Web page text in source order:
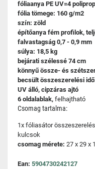
fóliaanya PE UV=4
fólia tömege: 160 g/m2
szín: zöld
építőanya fém profilok,
falvastagság 0,7 - 0,9 mm
súlya: 18,5 kg
bejárati szélessé 74 cm
könnyű össze- és
becsült összeszerelési
UV álló, cipzáras ajtó
6 oldalablak, felhajtható
Csomag tartalma:
1x fóliasátor
kulcsok
csomag mérete: 27 x 29 x
Ean: 5904730242127